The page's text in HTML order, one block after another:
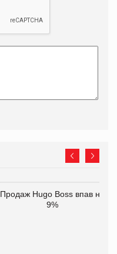
Продаж Hugo Boss впав на
9%